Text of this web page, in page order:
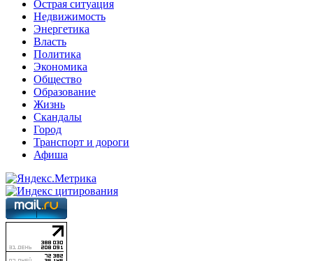
Острая ситуация
Недвижимость
Энергетика
Власть
Политика
Экономика
Общество
Образование
Жизнь
Скандалы
Город
Транспорт и дороги
Афиша